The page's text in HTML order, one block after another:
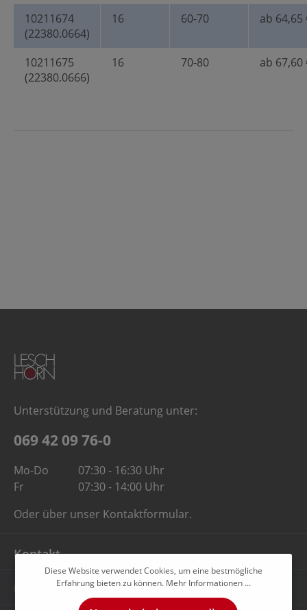
10211674
(22380.0664)
16 60-70 ab 64,65
10211675
(22380.0666)
16 70-80 ab 67,60
Unterstützung und Beratung unter:
069 42 09 76-0
Mo-Do
07:30 - 16:30 Uhr
Fr
07:30 - 14:00 Uhr
Oder über unser Kontaktformular.
Kontakt
Unternehmen
Diese Website verwendet Cookies, um eine bestmögliche
Erfahrung bieten zu können. Mehr Informationen ...